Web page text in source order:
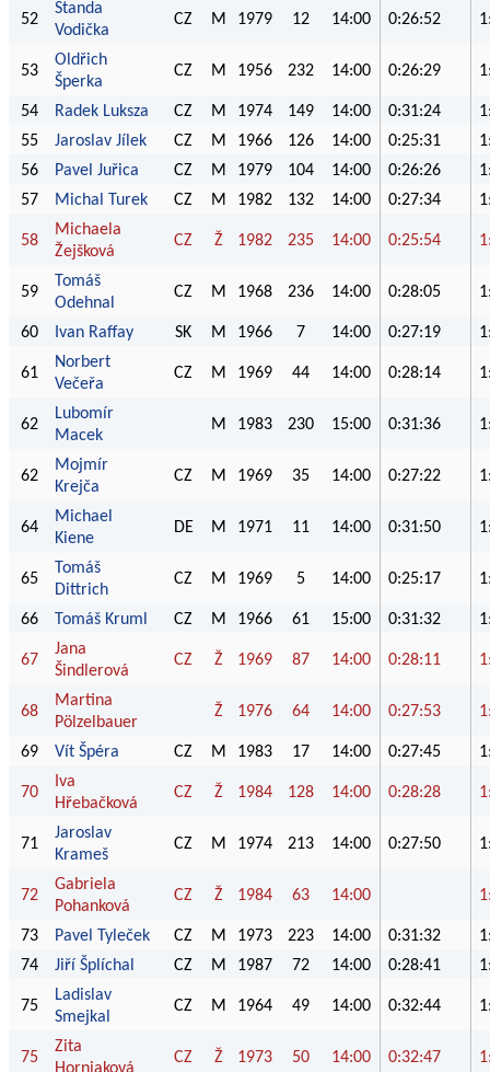
52
Standa
Vodička
CZ M 1979 12 14:00 0:26:52
53
Oldřich
Šperka
CZ M 1956 232 14:00 0:26:29
54 Radek Luksza CZ M 1974 149 14:00 0:31:24
55
Jaroslav Jílek CZ M 1966 126 14:00 0:25:31
56
Pavel Juřica CZ M 1979 104 14:00 0:26:26
57
Michal Turek CZ M 1982 132 14:00 0:27:34
58
Michaela
Žejšková
CZ Ž 1982 235 14:00 0:25:54
59
Tomáš
Odehnal
CZ M 1968 236 14:00 0:28:05
60 Ivan Raffay SK M 1966 7 14:00 0:27:19
61
Norbert
Večeřa
CZ M 1969 44 14:00 0:28:14
62
Lubomír
Macek
M 1983 230 15:00 0:31:36
62
Mojmír
Krejča
CZ M 1969 35 14:00 0:27:22
64
Michael
Kiene
DE M 1971 11 14:00 0:31:50
65
Tomáš
Dittrich
CZ M 1969 5 14:00 0:25:17
66 Tomáš Kruml CZ M 1966 61 15:00 0:31:32
67
Jana
Šindlerová
CZ Ž 1969 87 14:00 0:28:11
68
Martina
Pölzelbauer
Ž 1976 64 14:00 0:27:53
69 Vít Špéra CZ M 1983 17 14:00 0:27:45
70
Iva
Hřebačková
CZ Ž 1984 128 14:00 0:28:28
71
Jaroslav
Krameš
CZ M 1974 213 14:00 0:27:50
72
Gabriela
Pohanková
CZ Ž 1984 63 14:00
73 Pavel Tyleček CZ M 1973 223 14:00 0:31:32
74
Jiří Šplíchal CZ M 1987 72 14:00 0:28:41
75
Ladislav
Smejkal
CZ M 1964 49 14:00 0:32:44
75
Zita
Horniaková
CZ Ž 1973 50 14:00 0:32:47